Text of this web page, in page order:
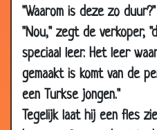
"Waarom is deze zo duur?"
"Nou," zegt de verkoper,
speciaal leer. Het leer
gemaakt is komt van de
een Turkse jongen."
Tegelijk laat hij een fles
18 Feb
2008
Bijna omvallen
11 Feb
2008
Speciaal gemaakt
2008
Hoe laat gaat ie open?